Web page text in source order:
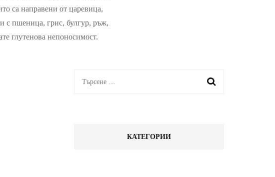
са направени от царевица,
с пшеница, грис, булгур, ръж,
глутенова непоносимост.
Търсене
КАТЕГОРИИ